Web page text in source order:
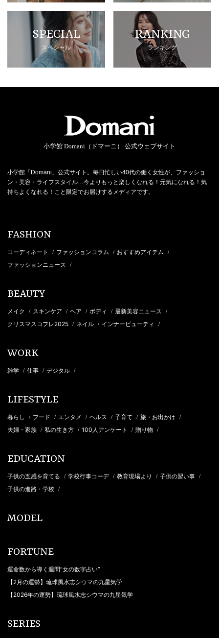
SPECIAL
スペシャル
RANKING
ランキング
小学館 Domani（ドマーニ） 公式ウェブサイト
小学館「Domani」公式サイト。毎日忙しい40代の働く女性が、ファッショ
ン・美容・ライフスタイル…今よりもっと楽しくなれる！元気になれる！気
持ちよくなれる！こと限定でお届けするメディアです。
FASHION
コーディネート / ファッションコラム / おすすめアイテム /
ファッションニュース /
BEAUTY
メイク / スキンケア / ヘア / ボディ / 最新美容ニュース /
クリスマスコフレ2025 / ネイル / インナービューティ /
WORK
雑学 / 仕事 / デジタル /
LIFESTYLE
暮らし / フード / エンタメ / ヘルス / 子育て / 旅・お出かけ /
夫婦・家族 / 私の生き方 / 100人アンケート / 贈り物 /
EDUCATION
子供の五感を育てる / 学校行事コーデ / 教育現場より / 子供の習い事 /
子供の進路・学校 /
MODEL
FORTUNE
運命数から導く週間“女の数字占い”
【2月の運勢】琉球風水志シウマの九星気学
【2026年の運勢】琉球風水志シウマの九星気学
SERIES